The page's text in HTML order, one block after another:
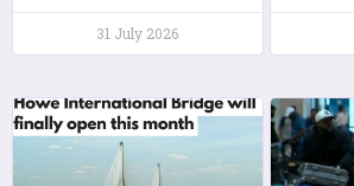
31 July 2026